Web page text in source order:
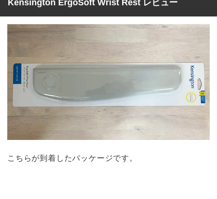
Kensington ErgoSoft Wrist Rest レビュー
こちらが到着したパッケージです。